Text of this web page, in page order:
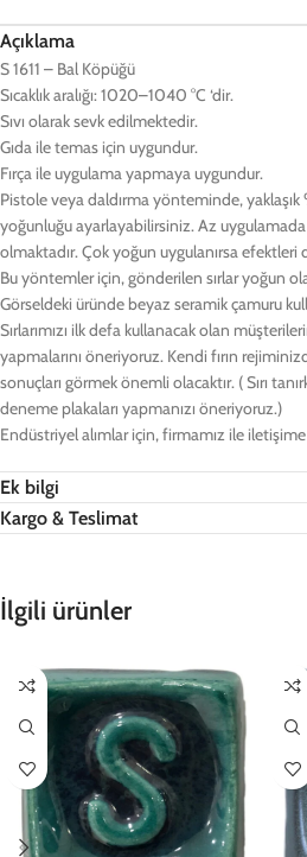
Açıklama
S 1611 – Bal Köpüğü
Sıcaklık aralığı: 1020–1040 °C ‘dir.
Sıvı olarak sevk edilmektedir.
Gıda ile temas için uygundur.
Fırça ile uygulama yapmaya uygundur.
Pistole veya daldırma yönteminde,
yoğunluğu ayarlayabilirsiniz. Az
olmaktadır. Çok yoğun uygulanırsa
Bu yöntemler için, gönderilen sırlar yoğun
Görseldeki üründe beyaz seramik çamuru
Sırlarımızı ilk defa kullanacak olan
yapmalarını öneriyoruz. Kendi fırın
sonuçları görmek önemli olacaktır. ( Sırı
deneme plakaları yapmanızı öneriyoruz.)
Endüstriyel alımlar için, firmamız ile
Ek bilgi
Kargo & Teslimat
İlgili ürünler